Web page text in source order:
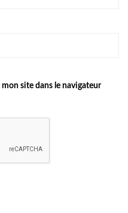
site dans le navigateur